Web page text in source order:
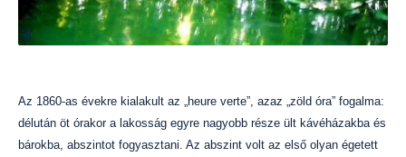
Az 1860-as évekre kialakult az „heure verte”, azaz „zöld óra” fogalma:
délután öt órakor a lakosság egyre nagyobb része ült kávéházakba és
bárokba, abszintot fogyasztani. Az abszint volt az első olyan égetett